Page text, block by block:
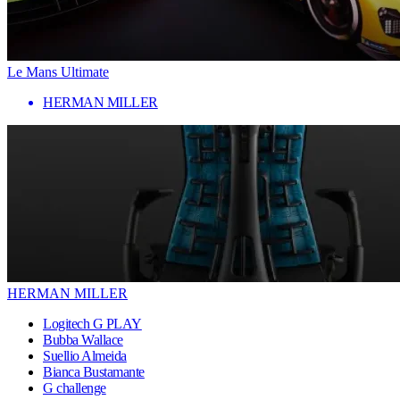
Le Mans Ultimate
HERMAN MILLER
HERMAN MILLER
Logitech G PLAY
Bubba Wallace
Suellio Almeida
Bianca Bustamante
G challenge